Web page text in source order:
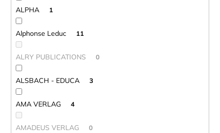
ALPHA 1
Alphonse Leduc 11
ALRY PUBLICATIONS 0
ALSBACH - EDUCA 3
AMA VERLAG 4
AMADEUS VERLAG 0